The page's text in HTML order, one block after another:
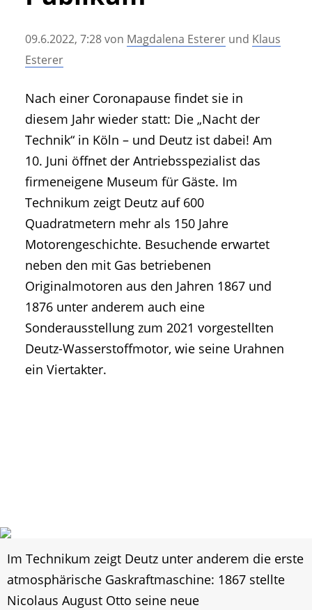
• Messen und Veranstaltungen
• Mitteilung der Redaktion
• Artikel nach Hersteller/Marke
09.6.2022, 7:28von Magdalena Esterer und Klaus
Esterer
Nach einer Coronapause findet sie in
diesem Jahr wieder statt: Die „Nacht der
Technik“ in Köln – und Deutz ist dabei! Am
10. Juni öffnet der Antriebsspezialist das
firmeneigene Museum für Gäste. Im
Technikum zeigt Deutz auf 600
Quadratmetern mehr als 150 Jahre
Motorengeschichte. Besuchende erwartet
neben den mit Gas betriebenen
Originalmotoren aus den Jahren 1867 und
1876 unter anderem auch eine
Sonderausstellung zum 2021 vorgestellten
Deutz-Wasserstoffmotor, wie seine Urahnen
ein Viertakter.
Im Technikum zeigt Deutz unter anderem die erste
atmosphärische Gaskraftmaschine: 1867 stellte
Nicolaus August Otto seine neue